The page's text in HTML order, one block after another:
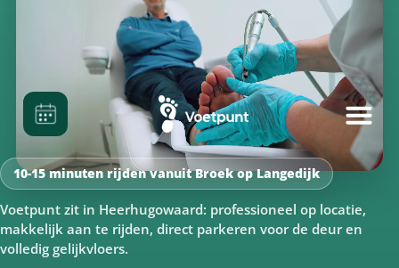
10-15 minuten rijden vanuit Broek op Langedijk
Voetpunt zit in Heerhugowaard: professioneel op locatie,
makkelijk aan te rijden, direct parkeren voor de deur en
volledig gelijkvloers.